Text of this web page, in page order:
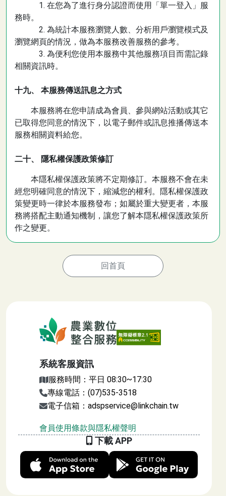
1. 在您為了進行身分認證而使用「單一登入」服
務時。
2. 為統計本服務瀏覽人數、分析用戶瀏覽模式及
瀏覽網頁的情況，做為本服務改善服務的參考。
3. 為便利您使用本服務中其他服務項目而需記錄
相關資訊時。
十九、 本服務傳送訊息之方式
本服務將在您申請成為會員、參與網站活動或其它
已取得您同意的情況下，以電子郵件或訊息推播傳送本
服務相關資料給您。
二十、 隱私權保護政策修訂
本隱私權保護政策將不定期修訂。本服務不會在未
經您明確同意的情況下，縮減您的權利。隱私權保護政
策變更時一律於本服務發布；如屬於重大變更者，本服
務將搭配主動通知機制，讓您了解本隱私權保護政策所
作之變更。
回首頁
農業數位整合服務
系統客服資訊
服務時間：平日 08:30~17:30
專線電話：(07)535-3518
電子信箱：adspservice@linkchain.tw
會員使用條款與隱私權聲明
下載 APP